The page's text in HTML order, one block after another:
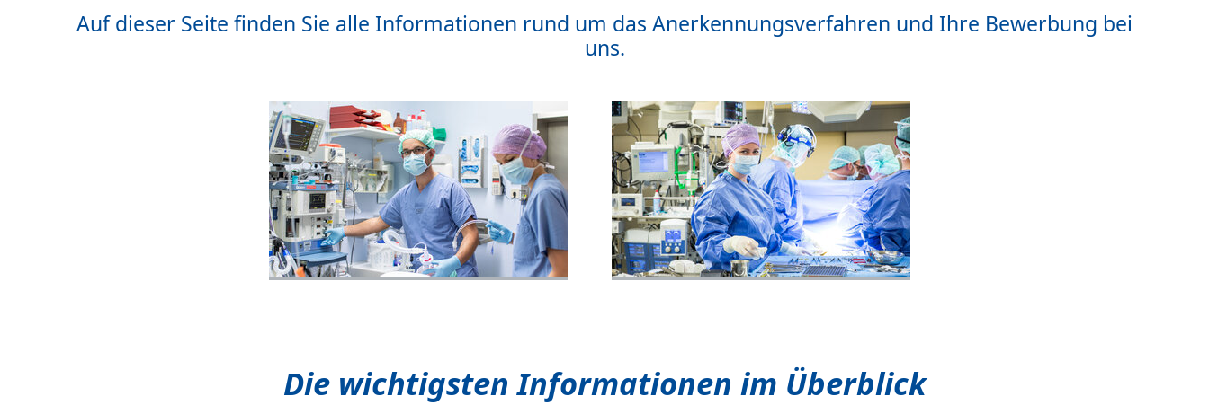
Auf dieser Seite finden Sie alle Informationen rund um das Anerkennungsverfahren und Ihre Bewerbung bei
uns.
Die wichtigsten Informationen im Überblick